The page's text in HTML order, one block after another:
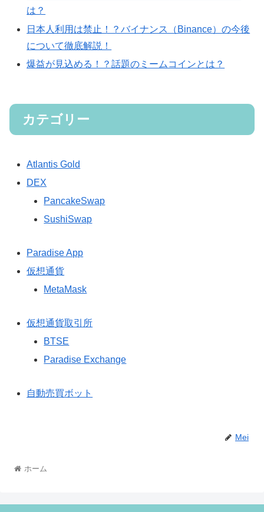
は？
日本人利用は禁止！？バイナンス（Binance）の今後
について徹底解説！
爆益が見込める！？話題のミームコインとは？
カテゴリー
Atlantis Gold
DEX
PancakeSwap
SushiSwap
Paradise App
仮想通貨
MetaMask
仮想通貨取引所
BTSE
Paradise Exchange
自動売買ボット
Mei
ホーム